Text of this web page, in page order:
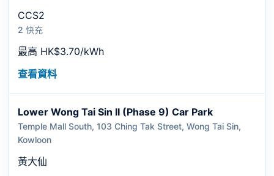
CCS2
2 快充
最高 HK$3.70/kWh
查看資料
Lower Wong Tai Sin II (Phase 9) Car Park
Temple Mall South, 103 Ching Tak Street, Wong Tai Sin,
Kowloon
黃大仙